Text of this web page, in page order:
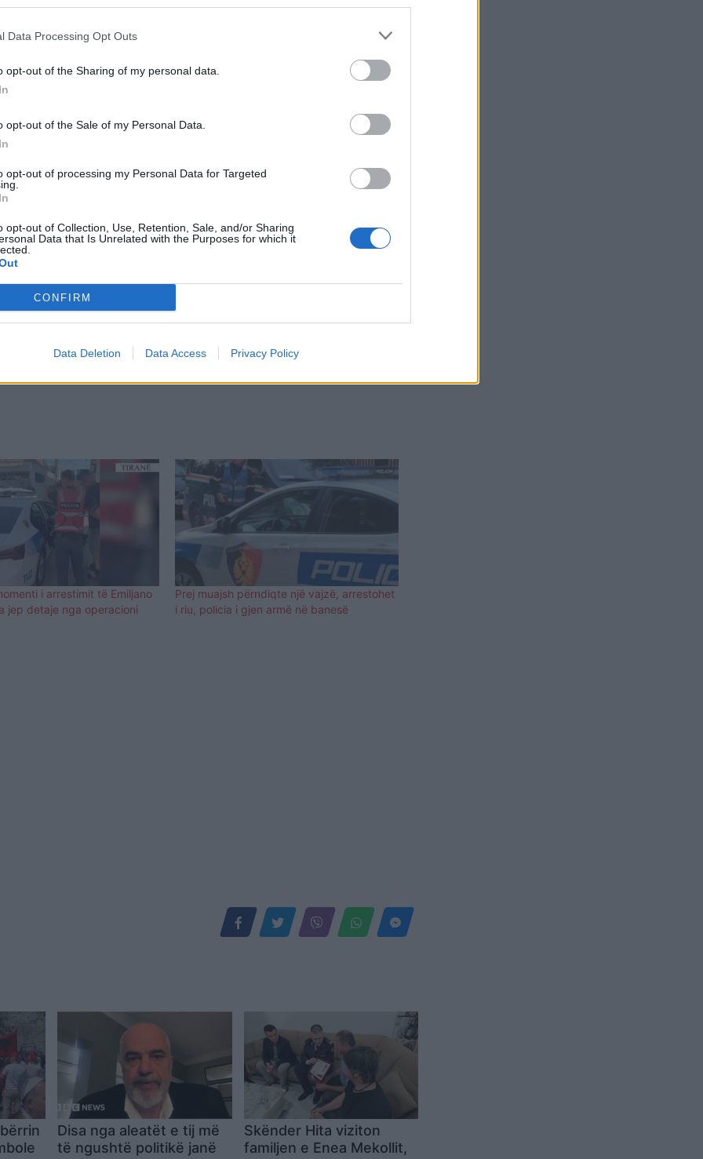
Data Processing Opt Outs
opt-out of the Sharing of my personal data.
opt-out of the Sale of my Personal Data.
opt-out of processing my Personal Data for Targeted
opt-out of Collection, Use, Retention, Sale, and/or Sharing
Data that Is Unrelated with the Purposes for which it
CONFIRM
Data Deletion Data Access Privacy Policy
i arrestimit të Emiljano
jep detaje nga operacioni
Prej muajsh përndiqte një vajzë, arrestohet
i riu, policia i gjen armë në banesë
Disa nga aleatët e tij më
të ngushtë politikë janë
Skënder Hita viziton
familjen e Enea Mekollit,